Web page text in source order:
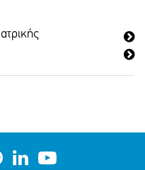
ΤΟΥ ΝΤΑΝΙΙΛ (ΟΝ.)